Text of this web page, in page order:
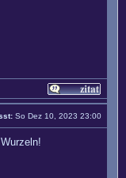
So Dez 10, 2023 23:00